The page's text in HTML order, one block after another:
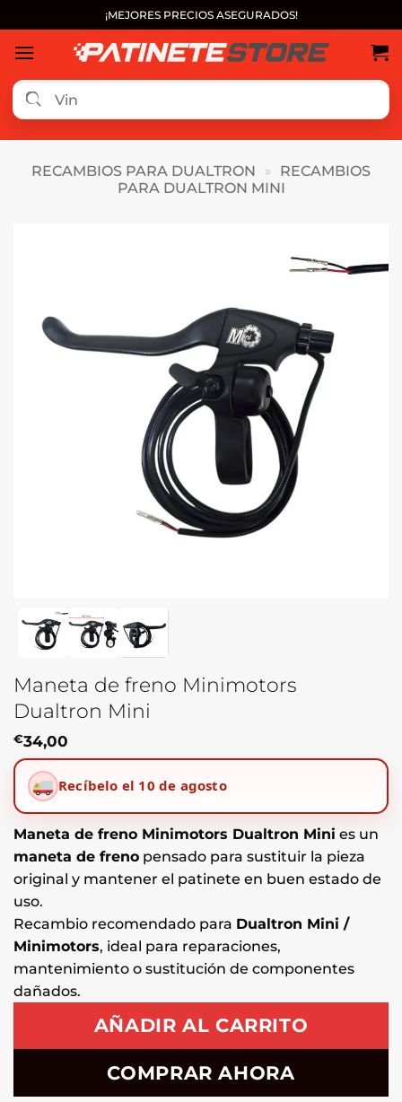
al
contenido
¡MEJORES PRECIOS ASEGURADOS!
RECAMBIOS PARA DUALTRON »
RECAMBIOS
PARA DUALTRON MINI
Maneta de freno Minimotors
Dualtron Mini
€34,00
Recíbelo el 10 de agosto
Maneta de freno Minimotors Dualtron Mini es un
maneta de freno pensado para sustituir la pieza
original y mantener el patinete en buen estado de
uso.
Recambio recomendado para Dualtron Mini /
Minimotors, ideal para reparaciones,
mantenimiento o sustitución de componentes
dañados.
AÑADIR AL CARRITO
COMPRAR AHORA